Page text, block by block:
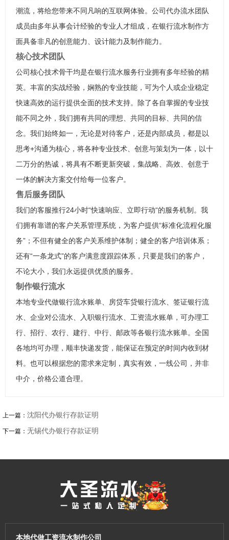
潮流，将给您带来不同凡响的互联网体验。公司代办流水团队
成员由多年从事会计经验的专业人才组成，在银行流水制作方
面具备非凡的创意能力、设计能力及制作能力。
核心技术团队
公司核心技术骨干均是在银行流水服务行业拥有多年经验的精
英。丰富的实战经验，娴熟的专业技能，可为个人或企业稳定
快速高效的运行提供全面的技术支持。除了各自掌握的专业技
能不同之外，我们拥有共同的理想、共同的目标、共同的信
念。我们始终如一，无论是对待客户，还是内部成员，都是以
思考+沟通为核心，将各种专业技术、创意与策划为一体，以十
二万分的热诚，将具有不断更新突破，集战略、高效、创意于
一体的解决方案交付给每一位客户。
售后服务团队
我们的客服推行24小时“快速响应、立即行动“的服务机制。我
们拥有靠谱的客户关系管理系统，为客户提供“标准化流程化服
务”；不但有健全的客户关系维护体制；健全的客户培训体系；
还有“一条龙式”的客户满意度跟踪体系，只要是我们的客户，
不论大小，我们永远提供优质的服务。
制作银行流水
本地专业代做银行流水账单、房贷车贷银行流水、签证银行流
水、企业对公流水、入职银行流水、工资流水账单，可办理工
行、招行、农行、建行、中行、邮政等各银行流水账单。全国
各地均可办理，顺丰快递发货，能保证在预定的时间内收到材
料。也可以根据您的需求来定制，真实有效，一线公司，并非
中介，价格公道合理。
上一篇： 沈阳代办银行存款证明
下一篇： 无锡代办银行存款证明
本地代做工资流水制作公司